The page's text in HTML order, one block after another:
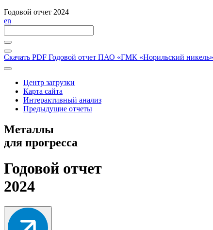
Годовой отчет 2024
en
Скачать PDF Годовой отчет ПАО «ГМК «Норильский никель»
Центр загрузки
Карта сайта
Интерактивный анализ
Предыдущие отчеты
Металлы
для прогресса
Годовой отчет
2024